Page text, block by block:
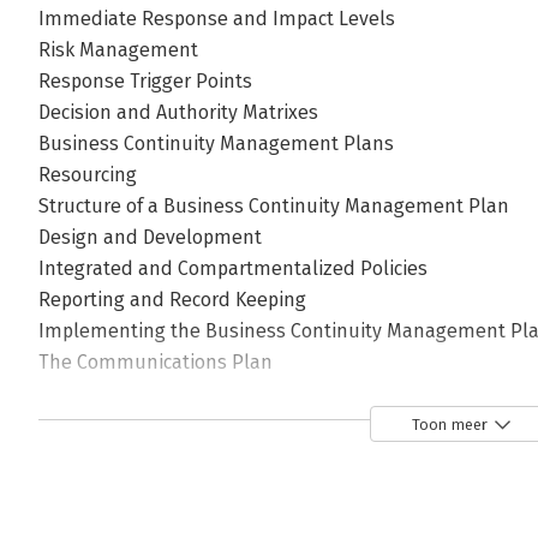
Immediate Response and Impact Levels
Risk Management
Response Trigger Points
Decision and Authority Matrixes
Business Continuity Management Plans
Resourcing
Structure of a Business Continuity Management Plan
Design and Development
Integrated and Compartmentalized Policies
Reporting and Record Keeping
Implementing the Business Continuity Management
The Communications Plan
Medical Response and Repatriation Plan
Toon meer